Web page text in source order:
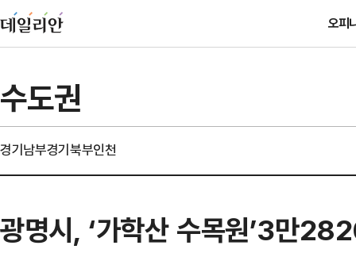
오피
수도권
경기남부경기북부인천
광명시, ‘가학산 수목원’3만